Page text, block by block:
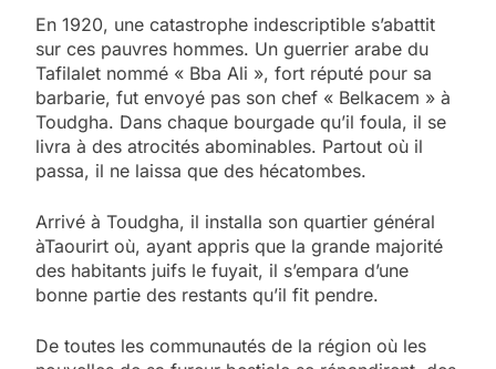
En 1920, une catastrophe indescriptible s’abattit
sur ces pauvres hommes. Un guerrier arabe du
Tafilalet nommé « Bba Ali », fort réputé pour sa
barbarie, fut envoyé pas son chef « Belkacem » à
Toudgha. Dans chaque bourgade qu’il foula, il se
livra à des atrocités abominables. Partout où il
passa, il ne laissa que des hécatombes.
Arrivé à Toudgha, il installa son quartier général
àTaourirt où, ayant appris que la grande majorité
des habitants juifs le fuyait, il s’empara d’une
bonne partie des restants qu’il fit pendre.
De toutes les communautés de la région où les